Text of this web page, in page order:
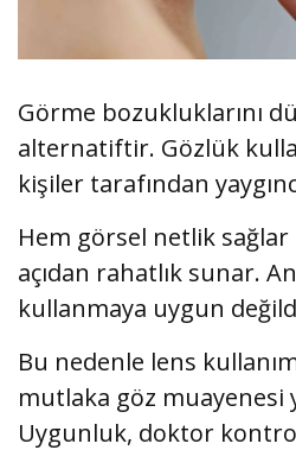
Görme bozukluklarını
alternatiftir. Gözlük
kişiler tarafından
Hem görsel netlik
açıdan rahatlık sunar.
kullanmaya uygun
Bu nedenle lens
mutlaka göz muayenesi
Uygunluk, doktor